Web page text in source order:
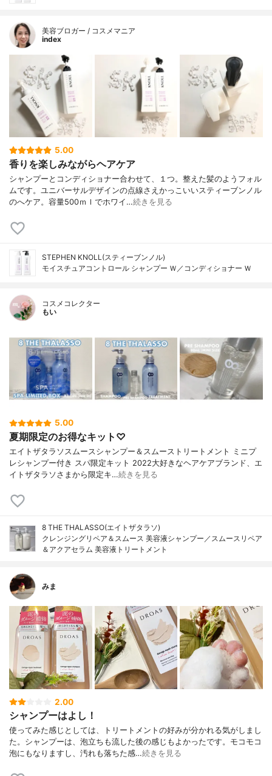
美容ブロガー / コスメマニア
index
5.00
香りを楽しみながらヘアケア
シャンプーとコンディショナー合わせて、１つ。整えた髪のようフォル
ムです。ユニバーサルデザインの点線さえかっこいいスティーブンノル
のへケア。容量500ｍｌでホワイ…続きを見る
STEPHEN KNOLL(スティーブンノル)
モイスチュアコントロール シャンプー Ｗ／コンディショナー Ｗ
コスメコレクター
もい
5.00
夏期限定のお得なキット♡
エイトザタラソスムースシャンプー＆スムーストリートメント ミニプ
レシャンプー付き スパ限定キット 2022大好きなヘアケアブランド、エ
イトザタラソさまから限定キ…続きを見る
8 THE THALASSO(エイトザタラソ)
クレンジングリペア＆スムース 美容液シャンプー／スムースリペア
＆アクアセラム 美容液トリートメント
みま
2.00
シャンプーはよし！
使ってみた感じとしては、トリートメントの好みが分かれる気がしまし
た。シャンプーは、泡立ちも流した後の感じもよかったです。モコモコ
泡にもなりますし、汚れも落ちた感…続きを見る